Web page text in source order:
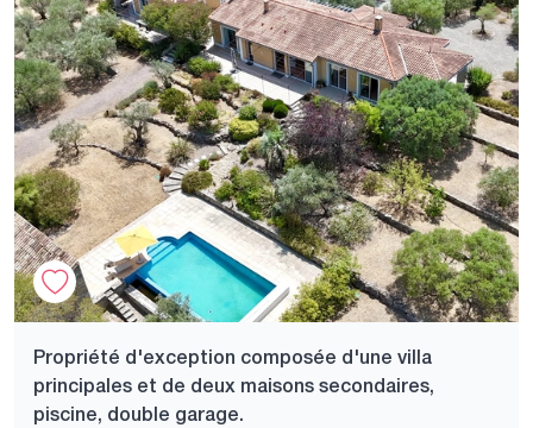
Propriété d'exception composée d'une villa
principales et de deux maisons secondaires,
piscine, double garage.